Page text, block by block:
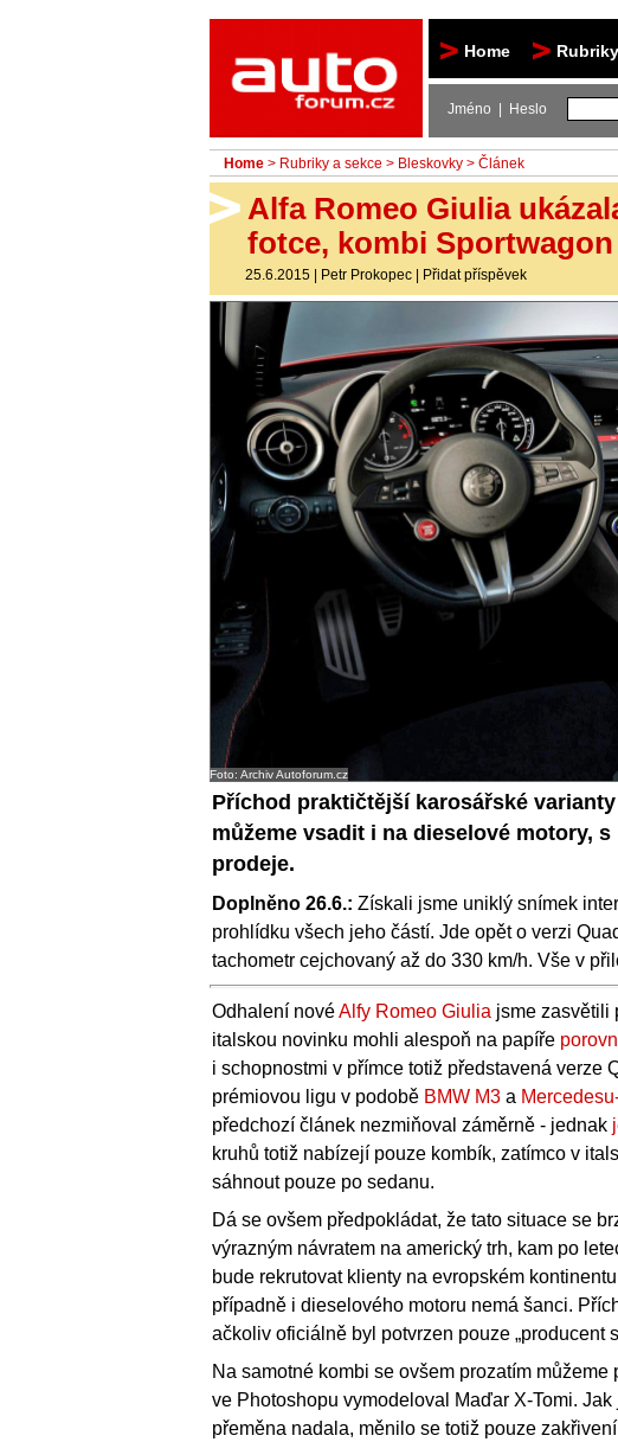
Home Rubriky
Jméno | Heslo
Home > Rubriky a sekce > Bleskovky > Článek
Alfa Romeo Giulia
fotce, kombi
25.6.2015 | Petr Prokopec | Přidat příspěvek
Foto: Archiv Autoforum.cz
Příchod praktičtější karosářské
můžeme vsadit i na dieselové motory,
prodeje.
Doplněno 26.6.: Získali jsme uniklý snímek
prohlídku všech jeho částí. Jde opět o verzi
tachometr cejchovaný až do 330 km/h. Vše v
Odhalení novéAlfy Romeo Giulia jsme zasvětili
italskou novinku mohli alespoň na papíře
i schopnostmi v přímce totiž představená verze
prémiovou ligu v podobě BMW M3 a
předchozí článek nezmiňoval záměrně - jednak
kruhů totiž nabízejí pouze kombík, zatímco v
sáhnout pouze po sedanu.
Dá se ovšem předpokládat, že tato situace se
výrazným návratem na americký trh, kam po
bude rekrutovat klienty na evropském
případně i dieselového motoru nemá šanci.
ačkoliv oficiálně byl potvrzen pouze „producent
Na samotné kombi se ovšem prozatím
ve Photoshopu vymodeloval Maďar X-Tomi.
přeměna nadala, měnilo se totiž pouze